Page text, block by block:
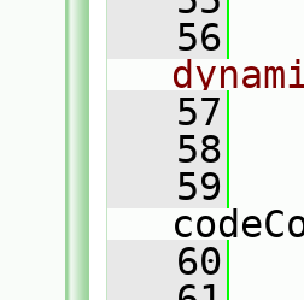
   56
   57
   58
   59
   60